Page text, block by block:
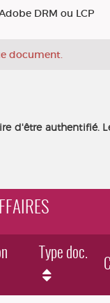
DRM ou LCP
document.
d'être authentifié.
Type doc.